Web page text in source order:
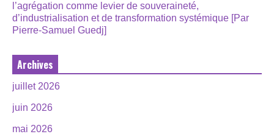
l’agrégation comme levier de souveraineté,
d’industrialisation et de transformation systémique [Par
Pierre-Samuel Guedj]
Archives
juillet 2026
juin 2026
mai 2026